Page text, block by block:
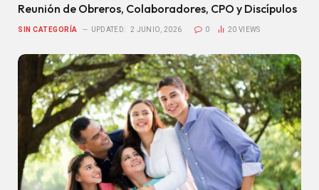
Reunión de Obreros, Colaboradores, CPO y Discípulos
SIN CATEGORÍA UPDATED: 2 JUNIO, 2026 0 20 VIEWS